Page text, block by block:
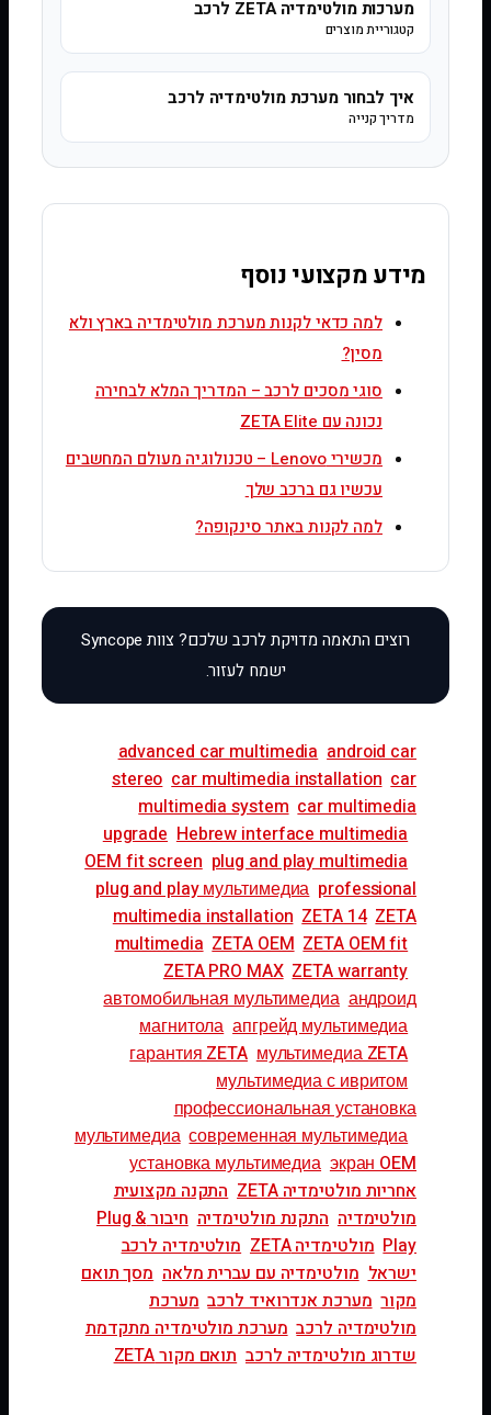
מערכות מולטימדיה ZETA לרכב
קטגוריית מוצרים
איך לבחור מערכת מולטימדיה לרכב
מדריך קנייה
מידע מקצועי נוסף
למה כדאי לקנות מערכת מולטימדיה בארץ ולא
מסין?
סוגי מסכים לרכב – המדריך המלא לבחירה
נכונה עם ZETA Elite
מכשירי Lenovo – טכנולוגיה מעולם המחשבים
עכשיו גם ברכב שלך
למה לקנות באתר סינקופה?
advanced car multimedia android car
stereo car multimedia installation car
multimedia system car multimedia
upgrade Hebrew interface multimedia
OEM fit screen plug and play multimedia
plug and play мультимедиа professional
multimedia installation ZETA 14 ZETA
multimedia ZETA OEM ZETA OEM fit
ZETA PRO MAX ZETA warranty
автомобильная мультимедиа андроид
магнитола апгрейд мультимедиа
гарантия ZETA мультимедиа ZETA
мультимедиа с ивритом
профессиональная установка
мультимедиа современная мультимедиа
установка мультимедиа экран OEM
אחריות מולטימדיה ZETA
התקנה מקצועית
מולטימדיה התקנת מולטימדיה
חיבור Plug &
Play מולטימדיה ZETA
מולטימדיה לרכב
ישראל מולטימדיה עם עברית מלאה מסך תואם
מקור מערכת אנדרואיד לרכב מערכת
מולטימדיה לרכב מערכת מולטימדיה מתקדמת
שדרוג מולטימדיה לרכב תואם מקור ZETA